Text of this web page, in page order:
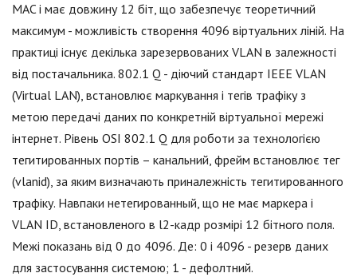
MAC і має довжину 12 біт, що забезпечує теоретичний
максимум - можливість створення 4096 віртуальних ліній. На
практиці існує декілька зарезервованих VLAN в залежності
від постачальника. 802.1 Q - діючий стандарт IEEE VLAN
(Virtual LAN), встановлює маркування і тегів трафіку з
метою передачі даних по конкретній віртуальної мережі
інтернет. Рівень OSI 802.1 Q для роботи за технологією
тегитированных портів – канальний, фрейм встановлює тег
(vlanid), за яким визначають приналежність тегитированного
трафіку. Навпаки нетегированный, що не має маркера і
VLAN ID, встановленого в l2-кадр розмірі 12 бітного поля.
Межі показань від 0 до 4096. Де: 0 і 4096 - резерв даних
для застосування системою; 1 - дефолтний.